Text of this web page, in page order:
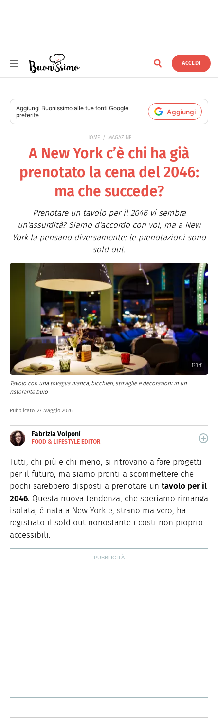
ACCEDI
Aggiungi Buonissimo alle tue fonti Google
preferite
Aggiungi
HOME MAGAZINE
A New York c’è chi ha già
prenotato la cena del 2046:
ma che succede?
Prenotare un tavolo per il 2046 vi sembra
un'assurdità? Siamo d'accordo con voi, ma a New
York la pensano diversamente: le prenotazioni sono
sold out.
123rf
Tavolo con una tovaglia bianca, bicchieri, stoviglie e decorazioni in un
ristorante buio
Pubblicato: 27 Maggio 2026
Fabrizia Volponi
FOOD & LIFESTYLE EDITOR
Nata nella città delle 100 torri, è laureata in Scienze
Storiche. Curiosa e schietta, scrive di lifestyle, food e
green dal 2018.
Tutti, chi più e chi meno, si ritrovano a fare progetti
per il futuro, ma siamo pronti a scommettere che
pochi sarebbero disposti a prenotare un tavolo per il
2046. Questa nuova tendenza, che speriamo rimanga
isolata, è nata a New York e, strano ma vero, ha
registrato il sold out nonostante i costi non proprio
accessibili.